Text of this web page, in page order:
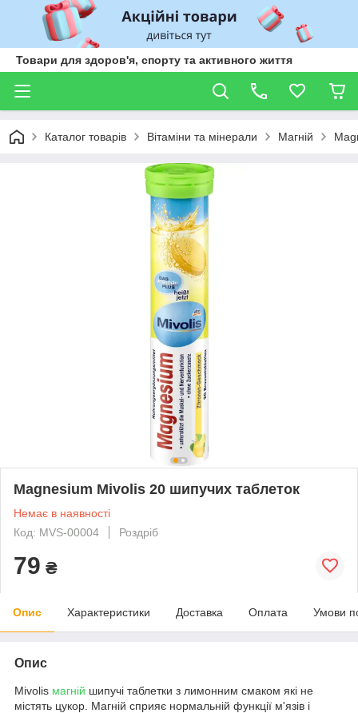
Товари для здоров'я, спорту та активного життя
Каталог товарів Вітаміни та мінерали Магній
Magnesium Mivolis 20 шипучих таблеток
Немає в наявності
Код: MVS-00004
Роздріб
79 ₴
Опис Характеристики Доставка Оплата Умови
Опис
Mivolis магній шипучі таблетки з лимонним смаком які не
містять цукор. Магній сприяє нормальній функції м'язів і